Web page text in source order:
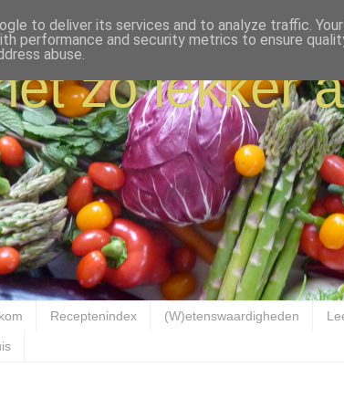
zo lekker
Receptenindex (W)etenswaardigheden
to deliver its services and to analyze traffic.
performance and security metrics to ensure
abuse.